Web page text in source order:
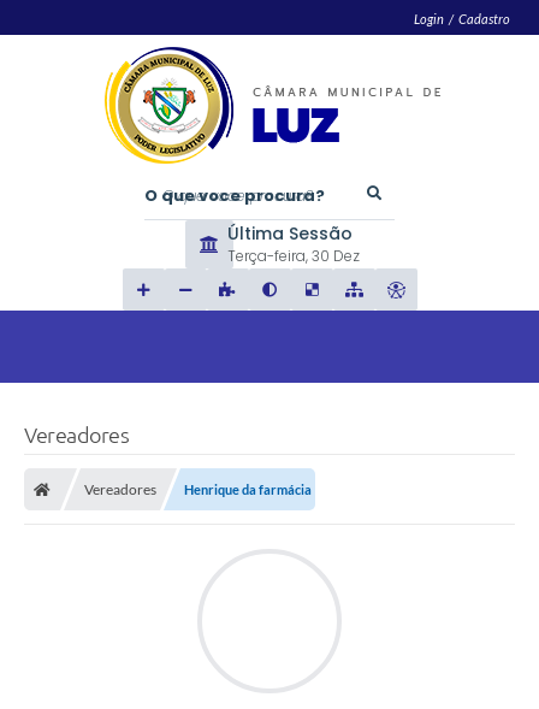
Login / Cadastro
O que voce procura?
Última Sessão
Terça-feira 30 Dez
Vereadores
Vereadores Henrique da farmácia